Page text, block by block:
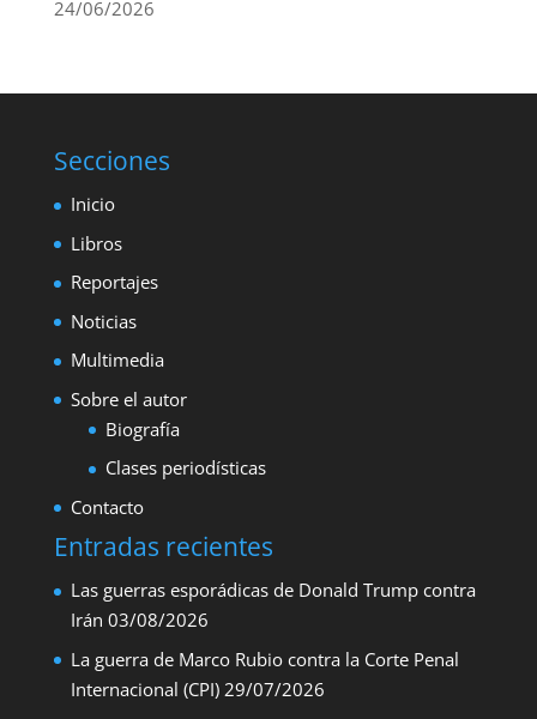
24/06/2026
Secciones
Inicio
Libros
Reportajes
Noticias
Multimedia
Sobre el autor
Biografía
Clases periodísticas
Contacto
Entradas recientes
Las guerras esporádicas de Donald Trump contra
Irán 03/08/2026
La guerra de Marco Rubio contra la Corte Penal
Internacional (CPI) 29/07/2026